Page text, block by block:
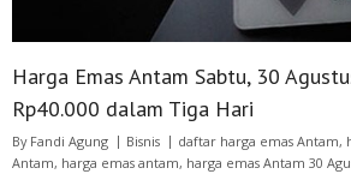
Harga Emas Antam Sabtu, 30
Rp40.000 dalam Tiga Hari
By Fandi Agung Bisnis daftar harga emas Antam,
Antam, harga emas antam, harga emas Antam 30